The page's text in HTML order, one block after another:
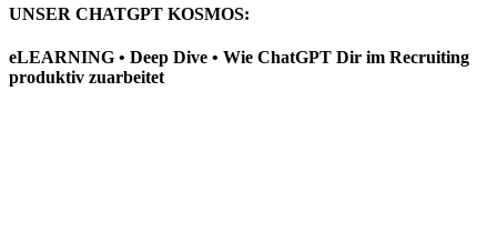
UNSER CHATGPT KOSMOS:
eLEARNING • Deep Dive • Wie ChatGPT Dir im Recruiting
produktiv zuarbeitet